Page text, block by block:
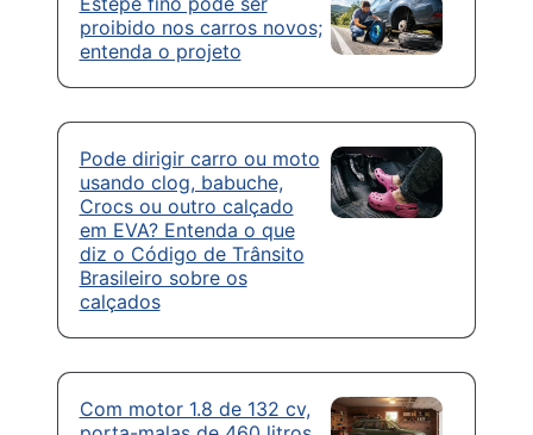
proibido nos carros novos;
entenda o projeto
Pode dirigir carro ou moto
usando clog, babuche,
Crocs ou outro calçado
em EVA? Entenda o que
diz o Código de Trânsito
Brasileiro sobre os
calçados
Com motor 1.8 de 132 cv,